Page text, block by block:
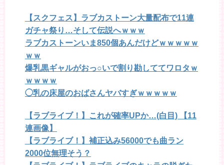
【スクフェス】ラブカストーン大量配布で11連
ガチャ祭り…そして伝説へｗｗｗ
ラブカストーンいま850個あんだけどｗｗｗｗｗ
ｗｗ
爆乳黒ギャルがおっ○いで割り勘しててワロタｗ
ｗｗｗｗ
◯乳の床屋のおばさんヤバすぎｗｗｗｗｗ
【ラブライブ！】これが確率UPか…(白目) 【11
連画像】
【ラブライブ！】補正込み56000でも曲ラン
2000位無理そう？